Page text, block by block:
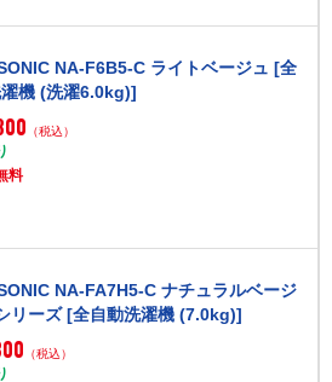
NA-F6B5-C ライトベージュ [全
濯機 (洗濯6.0kg)]
（税込）
料
NA-FA7H5-C ナチュラルベージ
リーズ [全自動洗濯機 (7.0kg)]
（税込）